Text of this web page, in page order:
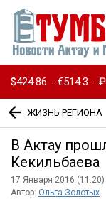
$424.86 · €514.3 ·
ЖИЗНЬ РЕГИОНА
В Актау
Кекильбаева
17 Января 2016 (11:20)
Автор: Ольга Золотых